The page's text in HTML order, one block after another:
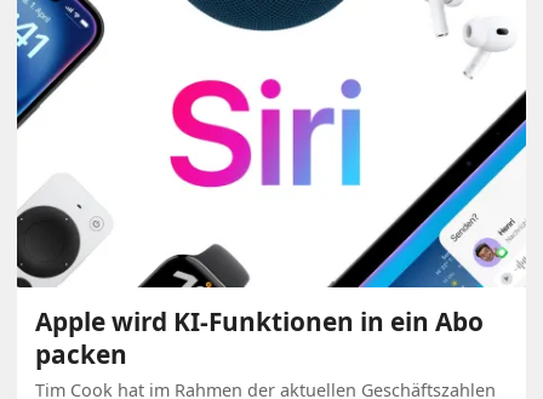
Apple wird KI-Funktionen in ein Abo
packen
Tim Cook hat im Rahmen der aktuellen Geschäftszahlen